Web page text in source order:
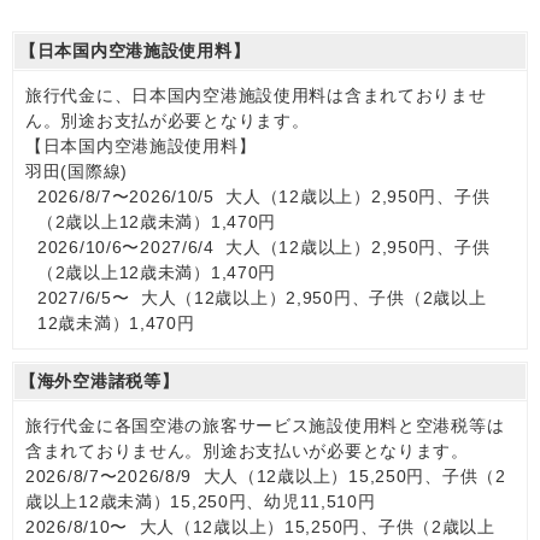
【日本国内空港施設使用料】
旅行代金に、日本国内空港施設使用料は含まれておりませ
ん。別途お支払が必要となります。
【日本国内空港施設使用料】
羽田(国際線)
2026/8/7〜2026/10/5 大人（12歳以上）2,950円、子供
（2歳以上12歳未満）1,470円
2026/10/6〜2027/6/4 大人（12歳以上）2,950円、子供
（2歳以上12歳未満）1,470円
2027/6/5〜 大人（12歳以上）2,950円、子供（2歳以上
12歳未満）1,470円
【海外空港諸税等】
旅行代金に各国空港の旅客サービス施設使用料と空港税等は
含まれておりません。別途お支払いが必要となります。
2026/8/7〜2026/8/9 大人（12歳以上）15,250円、子供（2
歳以上12歳未満）15,250円、幼児11,510円
2026/8/10〜 大人（12歳以上）15,250円、子供（2歳以上